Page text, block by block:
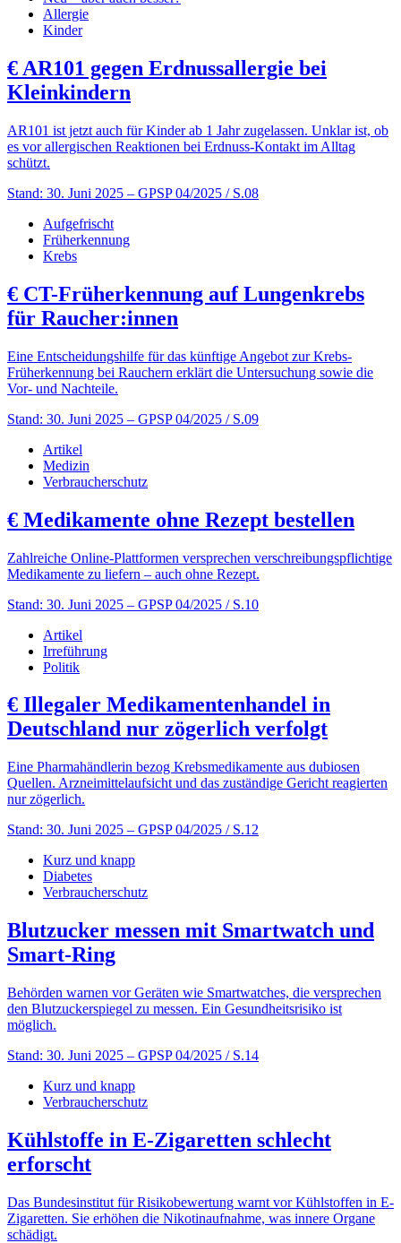
Allergie
Kinder
€ AR101 gegen Erdnussallergie bei
Kleinkindern
AR101 ist jetzt auch für Kinder ab 1 Jahr zugelassen. Unklar ist, ob
es vor allergischen Reaktionen bei Erdnuss-Kontakt im Alltag
schützt.
Stand: 30. Juni 2025 – GPSP 04/2025 / S.08
Aufgefrischt
Früherkennung
Krebs
€ CT-Früherkennung auf Lungenkrebs
für Raucher:innen
Eine Entscheidungshilfe für das künftige Angebot zur Krebs-
Früherkennung bei Rauchern erklärt die Untersuchung sowie die
Vor- und Nachteile.
Stand: 30. Juni 2025 – GPSP 04/2025 / S.09
Artikel
Medizin
Verbraucherschutz
€ Medikamente ohne Rezept bestellen
Zahlreiche Online-Plattformen versprechen verschreibungspflichtige
Medikamente zu liefern – auch ohne Rezept.
Stand: 30. Juni 2025 – GPSP 04/2025 / S.10
Artikel
Irreführung
Politik
€ Illegaler Medikamentenhandel in
Deutschland nur zögerlich verfolgt
Eine Pharmahändlerin bezog Krebsmedikamente aus dubiosen
Quellen. Arzneimittelaufsicht und das zuständige Gericht reagierten
nur zögerlich.
Stand: 30. Juni 2025 – GPSP 04/2025 / S.12
Kurz und knapp
Diabetes
Verbraucherschutz
Blutzucker messen mit Smartwatch und
Smart-Ring
Behörden warnen vor Geräten wie Smartwatches, die versprechen
den Blutzuckerspiegel zu messen. Ein Gesundheitsrisiko ist
möglich.
Stand: 30. Juni 2025 – GPSP 04/2025 / S.14
Kurz und knapp
Verbraucherschutz
Kühlstoffe in E-Zigaretten schlecht
erforscht
Das Bundesinstitut für Risikobewertung warnt vor Kühlstoffen in E-
Zigaretten. Sie erhöhen die Nikotinaufnahme, was innere Organe
schädigt.